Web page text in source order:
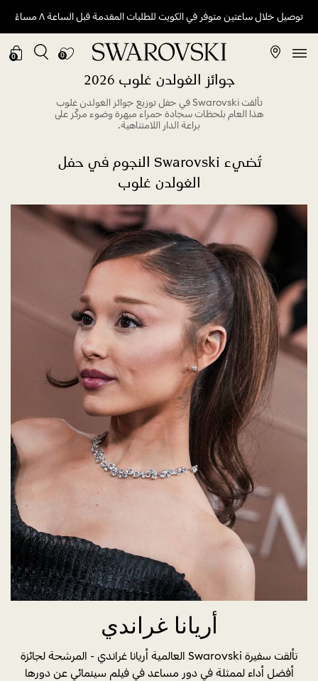
توصيل خلال ساعتين متوفر في الكويت للطلبات المقدمة قبل الساعة ٨ مساءً
0
0
جوائز الغولدن غلوب 2026
تألقت Swarovski في حفل توزيع جوائز الغولدن غلوب
هذا العام بلحظات سجادة حمراء مبهرة وضوء مركّز على
براعة الدار اللامتناهية.
تُضيء Swarovski النجوم في حفل
الغولدن غلوب
أريانا غراندي
تألقت سفيرة Swarovski العالمية أريانا غراندي - المرشحة لجائزة
أفضل أداء لممثلة في دور مساعد في فيلم سينمائي عن دورها